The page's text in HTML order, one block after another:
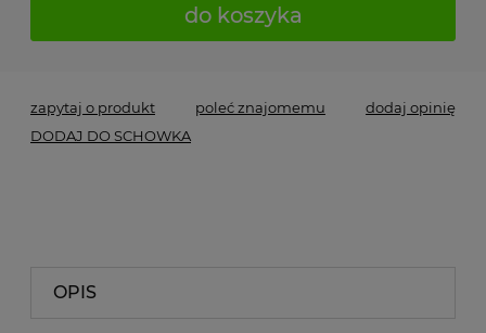
do koszyka
zapytaj o produkt poleć znajomemu
dodaj opinię
DODAJ DO SCHOWKA
OPIS